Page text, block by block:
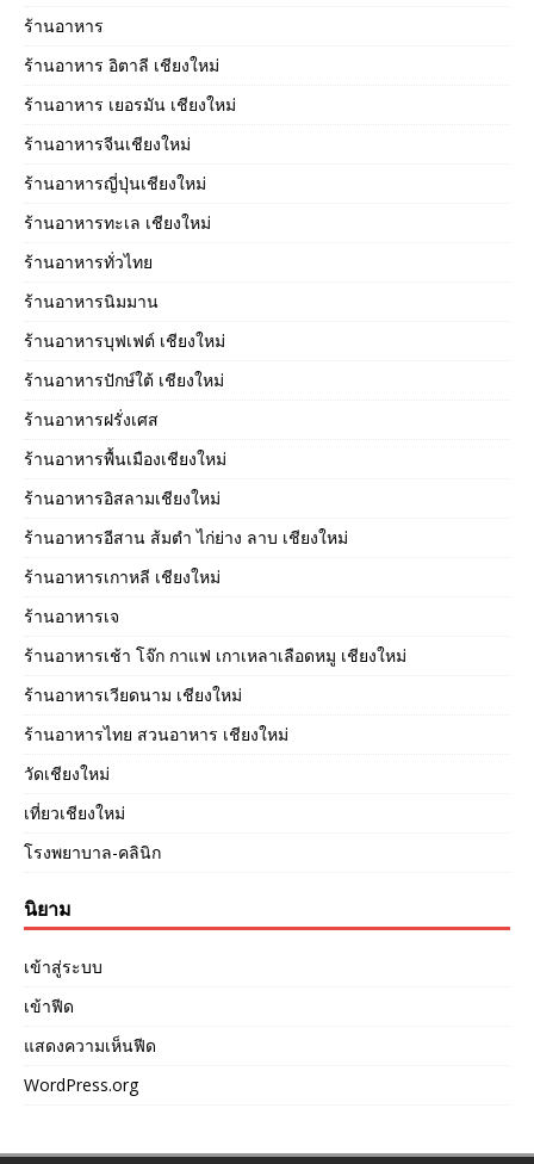
ร้านอาหาร
ร้านอาหาร อิตาลี เชียงใหม่
ร้านอาหาร เยอรมัน เชียงใหม่
ร้านอาหารจีนเชียงใหม่
ร้านอาหารญี่ปุ่นเชียงใหม่
ร้านอาหารทะเล เชียงใหม่
ร้านอาหารทั่วไทย
ร้านอาหารนิมมาน
ร้านอาหารบุฟเฟต์ เชียงใหม่
ร้านอาหารปักษ์ใต้ เชียงใหม่
ร้านอาหารฝรั่งเศส
ร้านอาหารพื้นเมืองเชียงใหม่
ร้านอาหารอิสลามเชียงใหม่
ร้านอาหารอีสาน ส้มตำ ไก่ย่าง ลาบ เชียงใหม่
ร้านอาหารเกาหลี เชียงใหม่
ร้านอาหารเจ
ร้านอาหารเช้า โจ๊ก กาแฟ เกาเหลาเลือดหมู เชียงใหม่
ร้านอาหารเวียดนาม เชียงใหม่
ร้านอาหารไทย สวนอาหาร เชียงใหม่
วัดเชียงใหม่
เที่ยวเชียงใหม่
โรงพยาบาล-คลินิก
นิยาม
เข้าสู่ระบบ
เข้าฟีด
แสดงความเห็นฟีด
WordPress.org